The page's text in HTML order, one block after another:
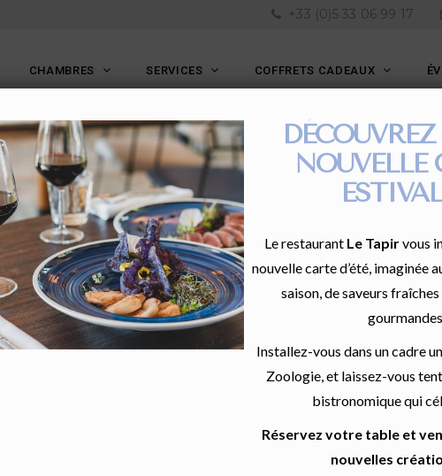
+33 (0)5 33 06 99 17
CHAMBRES SERVICES COFFRETS CADEAUX
NOUVELLE
Le restaurant Le Tapirvous
nouvelle carte d’été, imaginée
saison, de saveurs
Installez-vous dans un cadre
Zoologie, et laissez-vous
bistronomique qui
Réservez votre table et
nouvelles